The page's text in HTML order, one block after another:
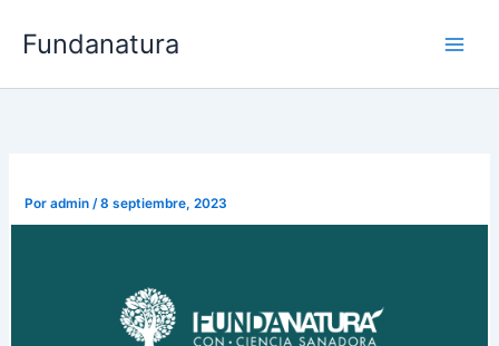
Fundanatura
Poradmin/8 septiembre, 2023